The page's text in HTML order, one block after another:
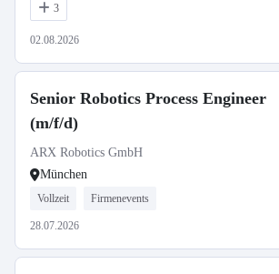
3
02.08.2026
Senior Robotics Process Engineer
(m/f/d)
ARX Robotics GmbH
München
Vollzeit Firmenevents
28.07.2026